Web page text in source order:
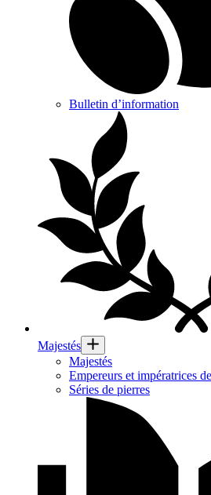
Bulletin d’information
Majestés
Majestés
Empereurs et impératrices
Séries de pierres